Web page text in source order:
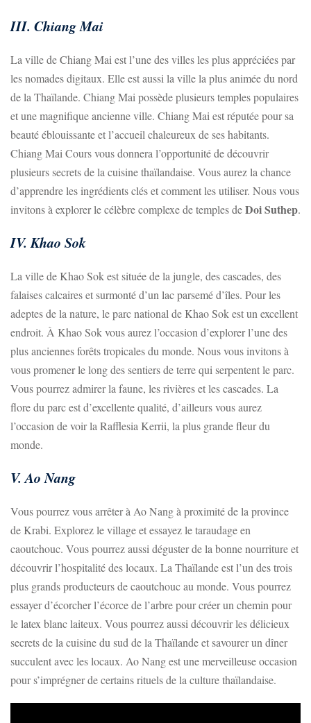
III. Chiang Mai
La ville de Chiang Mai est l’une des villes les plus appréciées par
les nomades digitaux. Elle est aussi la ville la plus animée du nord
de la Thaïlande. Chiang Mai possède plusieurs temples populaires
et une magnifique ancienne ville. Chiang Mai est réputée pour sa
beauté éblouissante et l’accueil chaleureux de ses habitants.
Chiang Mai Cours vous donnera l’opportunité de découvrir
plusieurs secrets de la cuisine thaïlandaise. Vous aurez la chance
d’apprendre les ingrédients clés et comment les utiliser. Nous vous
invitons à explorer le célèbre complexe de temples deDoi Suthep.
IV. Khao Sok
La ville de Khao Sok est située de la jungle, des cascades, des
falaises calcaires et surmonté d’un lac parsemé d’îles. Pour les
adeptes de la nature, le parc national de Khao Sok est un excellent
endroit. À Khao Sok vous aurez l’occasion d’explorer l’une des
plus anciennes forêts tropicales du monde. Nous vous invitons à
vous promener le long des sentiers de terre qui serpentent le parc.
Vous pourrez admirer la faune, les rivières et les cascades. La
flore du parc est d’excellente qualité, d’ailleurs vous aurez
l’occasion de voir la Rafflesia Kerrii, la plus grande fleur du
monde.
V. Ao Nang
Vous pourrez vous arrêter à Ao Nang à proximité de la province
de Krabi. Explorez le village et essayez le taraudage en
caoutchouc. Vous pourrez aussi déguster de la bonne nourriture et
découvrir l’hospitalité des locaux. La Thaïlande est l’un des trois
plus grands producteurs de caoutchouc au monde. Vous pourrez
essayer d’écorcher l’écorce de l’arbre pour créer un chemin pour
le latex blanc laiteux. Vous pourrez aussi découvrir les délicieux
secrets de la cuisine du sud de la Thaïlande et savourer un dîner
succulent avec les locaux. Ao Nang est une merveilleuse occasion
pour s’imprégner de certains rituels de la culture thaïlandaise.